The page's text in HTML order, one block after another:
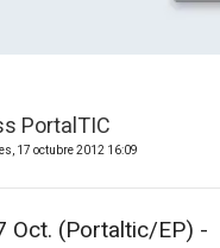
PortalTIC
17 octubre 2012 16:09
Oct. (Portaltic/EP) -